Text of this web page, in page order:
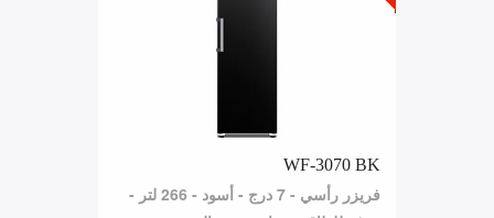
WF-3070 BK
فريزر رأسي - 7 درج - أسود - 266 لتر -